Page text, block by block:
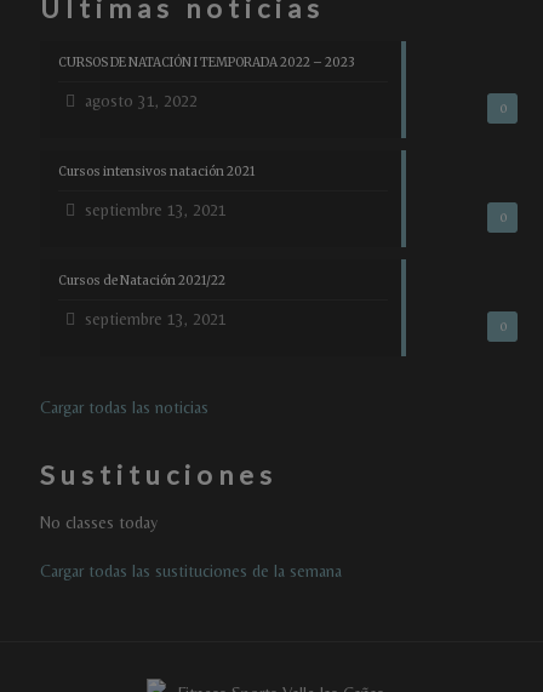
Últimas noticias
0
CURSOS DE NATACIÓN I TEMPORADA 2022 – 2023
agosto 31, 2022
0
Cursos intensivos natación 2021
septiembre 13, 2021
0
Cursos de Natación 2021/22
septiembre 13, 2021
Cargar todas las noticias
Sustituciones
No classes today
Cargar todas las sustituciones de la semana